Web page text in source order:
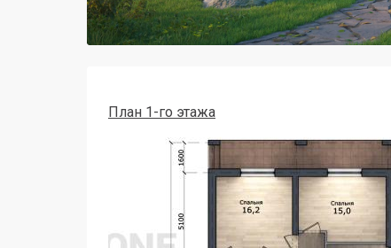
План 1-го этажа